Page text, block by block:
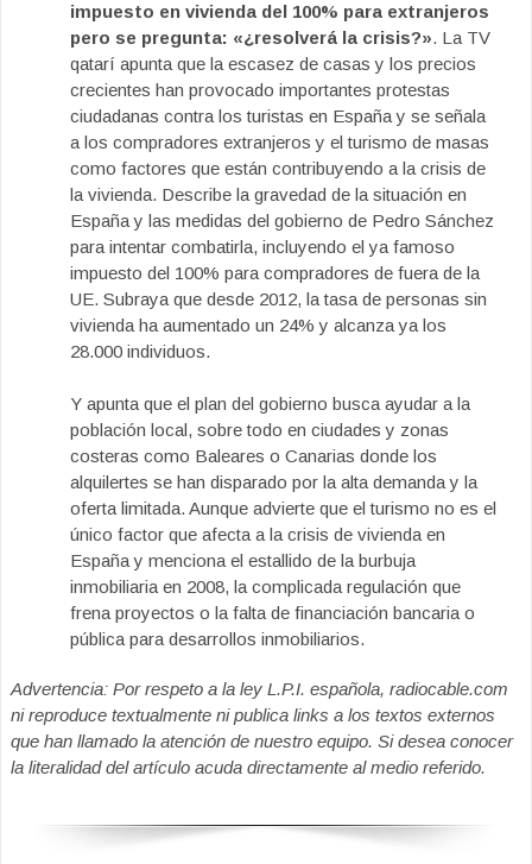
impuesto en vivienda del 100% para extranjeros
pero se pregunta: «¿resolverá la crisis?». La TV
qatarí apunta que la escasez de casas y los precios
crecientes han provocado importantes protestas
ciudadanas contra los turistas en España y se señala
a los compradores extranjeros y el turismo de masas
como factores que están contribuyendo a la crisis de
la vivienda. Describe la gravedad de la situación en
España y las medidas del gobierno de Pedro Sánchez
para intentar combatirla, incluyendo el ya famoso
impuesto del 100% para compradores de fuera de la
UE. Subraya que desde 2012, la tasa de personas sin
vivienda ha aumentado un 24% y alcanza ya los
28.000 individuos.
Y apunta que el plan del gobierno busca ayudar a la
población local, sobre todo en ciudades y zonas
costeras como Baleares o Canarias donde los
alquilertes se han disparado por la alta demanda y la
oferta limitada. Aunque advierte que el turismo no es el
único factor que afecta a la crisis de vivienda en
España y menciona el estallido de la burbuja
inmobiliaria en 2008, la complicada regulación que
frena proyectos o la falta de financiación bancaria o
pública para desarrollos inmobiliarios.
Advertencia: Por respeto a la ley L.P.I. española, radiocable.com
ni reproduce textualmente ni publica links a los textos externos
que han llamado la atención de nuestro equipo. Si desea conocer
la literalidad del artículo acuda directamente al medio referido.